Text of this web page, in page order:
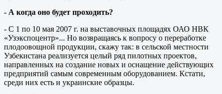
- А когда оно будет проходить?
- С 1 по 10 мая 2007 г. на выставочных площадях ОАО НВК
«Узэкспоцентр»... Но возвращаясь к вопросу о переработке
плодоовощной продукции, скажу так: в сельской местности
Узбекистана реализуется целый ряд пилотных проектов,
направленных на создание новых и оснащение действующих
предприятий самым современным оборудованием. Кстати,
среди них есть и украинские образцы.